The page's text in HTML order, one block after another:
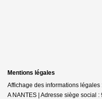
Mentions légales
Affichage des informations légales
A NANTES | Adresse siège social